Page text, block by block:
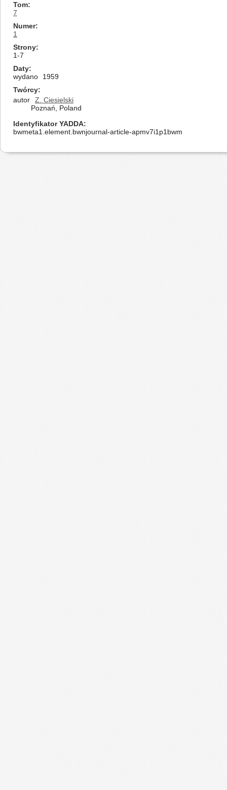
Tom
7
Numer
1
Strony
1-7
Daty
wydano
1959
Twórcy
autor
Z. Ciesielski
Poznań, Poland
Identyfikator YADDA
bwmeta1.element.bwnjournal-article-apmv7i1p1bwm